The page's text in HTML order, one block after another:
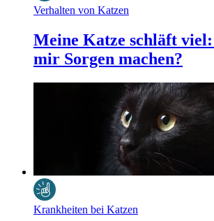
Verhalten von Katzen
Meine Katze schläft
mir Sorgen machen?
Krankheiten bei Katzen